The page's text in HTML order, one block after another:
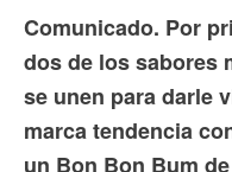
Comunicado. Por
dos de los sabores
se unen para darle
marca tendencia
un Bon Bon Bum